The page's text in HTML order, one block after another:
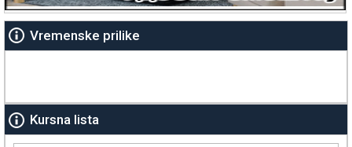
Vremenske prilike
Kursna lista